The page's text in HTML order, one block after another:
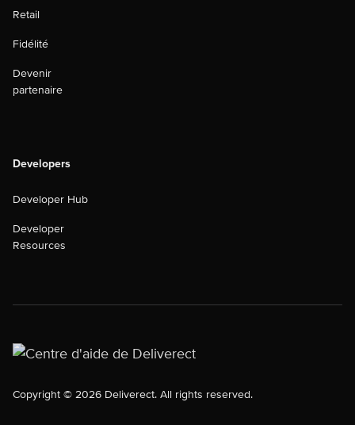
Retail
Fidélité
Devenir
partenaire
Developers
Developer Hub
Developer
Resources
Copyright © 2026 Deliverect. All rights reserved.